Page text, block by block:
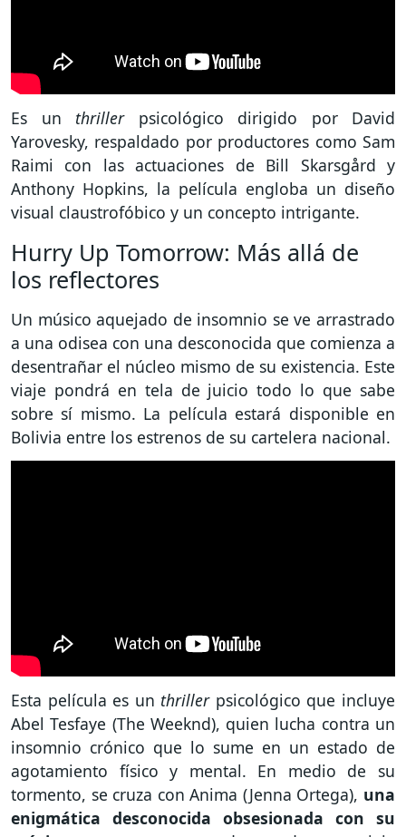
Es un thrillerpsicológico dirigido por David
Yarovesky, respaldado por productores como Sam
Raimi con las actuaciones de Bill Skarsgård y
Anthony Hopkins, la película engloba un diseño
visual claustrofóbico y un concepto intrigante.
Hurry Up Tomorrow: Más allá de
los reflectores
Un músico aquejado de insomnio se ve arrastrado
a una odisea con una desconocida que comienza a
desentrañar el núcleo mismo de su existencia. Este
viaje pondrá en tela de juicio todo lo que sabe
sobre sí mismo. La película estará disponible en
Bolivia entre los estrenos de su cartelera nacional.
Esta película es un thrillerpsicológico que incluye
Abel Tesfaye (The Weeknd), quien lucha contra un
insomnio crónico que lo sume en un estado de
agotamiento físico y mental. En medio de su
tormento, se cruza con Anima (Jenna Ortega), una
enigmática desconocida obsesionada con su